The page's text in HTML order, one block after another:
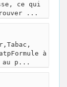
ce qui
...
à
au p...